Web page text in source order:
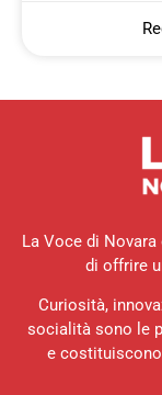
La Voce di
di offrire
Curiosità,
socialità sono le
e